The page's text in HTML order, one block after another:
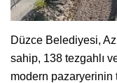
Düzce Belediyesi,
sahip, 138 tezgahlı
modern pazaryerinin